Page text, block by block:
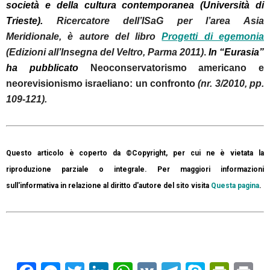
società e della cultura contemporanea (Università di
Trieste). Ricercatore dell’ISaG per l’area Asia
Meridionale, è autore del libroProgetti di egemonia
(Edizioni all’Insegna del Veltro, Parma 2011). In “Eurasia”
ha pubblicatoNeoconservatorismo americano e
neorevisionismo israeliano: un confronto (nr. 3/2010, pp.
109-121).
Questo articolo è coperto da ©Copyright, per cui ne è vietata la
riproduzione parziale o integrale. Per maggiori informazioni
sull'informativa in relazione al diritto d'autore del sito visita Questa pagina.